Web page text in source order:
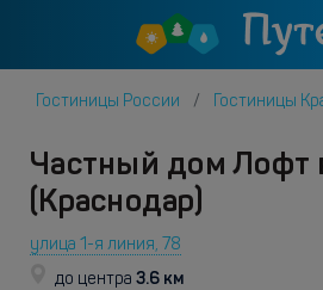
Гостиницы России Гостиницы
Частный дом Лофт
(Краснодар)
улица 1-я линия, 78
до центра 3.6 км